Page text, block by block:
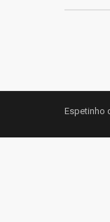
Espetinho